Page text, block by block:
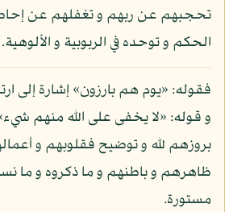
تحجبهم عن ربهم و تغفلهم عن
الحكم و توحده في الربوبية و الألوهية.
فقوله: «يوم هم بارزون» إشارة إلى
و قوله: «لا يخفى على الله منهم
بروزهم لله و توضيح فقلوبهم و
ظاهرهم و باطنهم و ما ذكروه و ما
مستورة.